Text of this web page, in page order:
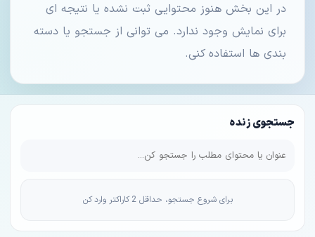
جستجوی زنده
برای شروع جستجو، حداقل 2 کاراکتر وارد کن
در این بخش هنوز محتوایی ثبت نشده یا نتیجه ای
برای نمایش وجود ندارد. می توانی از جستجو یا دسته
بندی ها استفاده کنی.